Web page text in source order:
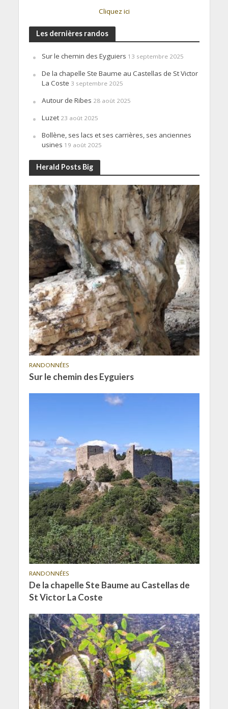
Cliquez ici
Les dernières randos
Sur le chemin des Eyguiers 13 septembre 2025
De la chapelle Ste Baume au Castellas de St Victor
La Coste 3 septembre 2025
Autour de Ribes 28 août 2025
Luzet 23 août 2025
Bollène, ses lacs et ses carrières, ses anciennes
usines 19 août 2025
Herald Posts Big
RANDONNÉES
Sur le chemin des Eyguiers
RANDONNÉES
De la chapelle Ste Baume au Castellas de
St Victor La Coste